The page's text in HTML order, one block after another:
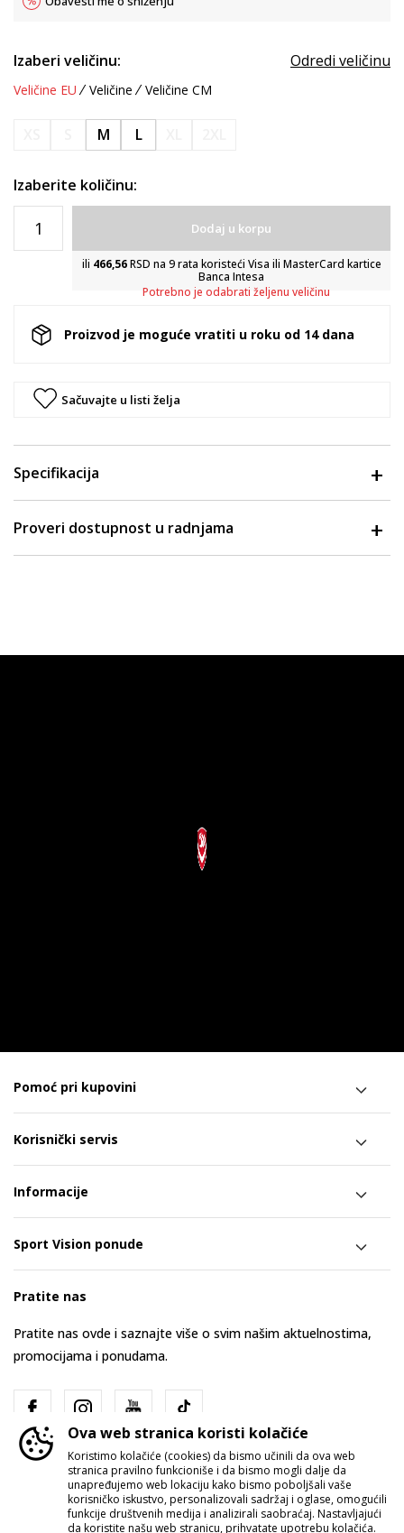
Izaberi veličinu: Odredi veličinu
Veličine EU Veličine Veličine CM
M L
Izaberite količinu:
Dodaj u korpu
ili 466,56RSD na 9 rata koristeći Visa ili MasterCard kartice
Banca Intesa
Potrebno je odabrati željenu veličinu
Proizvod je moguće vratiti u roku od 14 dana
Sačuvajte u listi želja
Specifikacija
Proveri dostupnost u radnjama
Pomoć pri kupovini
Korisnički servis
Informacije
Sport Vision ponude
Pratite nas
Pratite nas ovde i saznajte više o svim našim aktuelnostima,
promocijama i ponudama.
Srbija Promenite
Ova web stranica koristi kolačiće
Koristimo kolačiće (cookies) da bismo učinili da ova web
stranica pravilno funkcioniše i da bismo mogli dalje da
unapređujemo web lokaciju kako bismo poboljšali vaše
korisničko iskustvo, personalizovali sadržaj i oglase, omogućili
funkcije društvenih medija i analizirali saobraćaj. Nastavljajući
da koristite našu web stranicu, prihvatate upotrebu kolačića.